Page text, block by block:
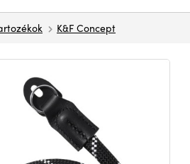
K&F Concept